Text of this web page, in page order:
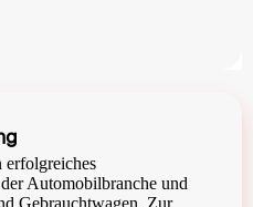
erfolgreiches
Automobilbranche und